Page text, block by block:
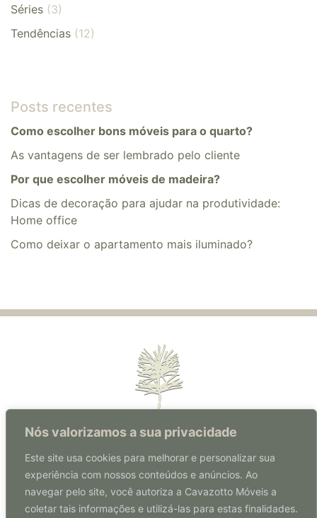
Nós valorizamos a sua privacidade
Este site usa cookies para melhorar e personalizar sua
experiência com nossos conteúdos e anúncios. Ao
navegar pelo site, você autoriza a Cavazotto Móveis a
coletar tais informações e utilizá-las para estas finalidades.
Séries (3)
Tendências (12)
Posts recentes
Como escolher bons móveis para o quarto?
As vantagens de ser lembrado pelo cliente
Por que escolher móveis de madeira?
Dicas de decoração para ajudar na produtividade:
Home office
​​Como deixar o apartamento mais iluminado?
Rua Florianópolis, 570 | Centro
Coronel Freitas | SC | Brasil